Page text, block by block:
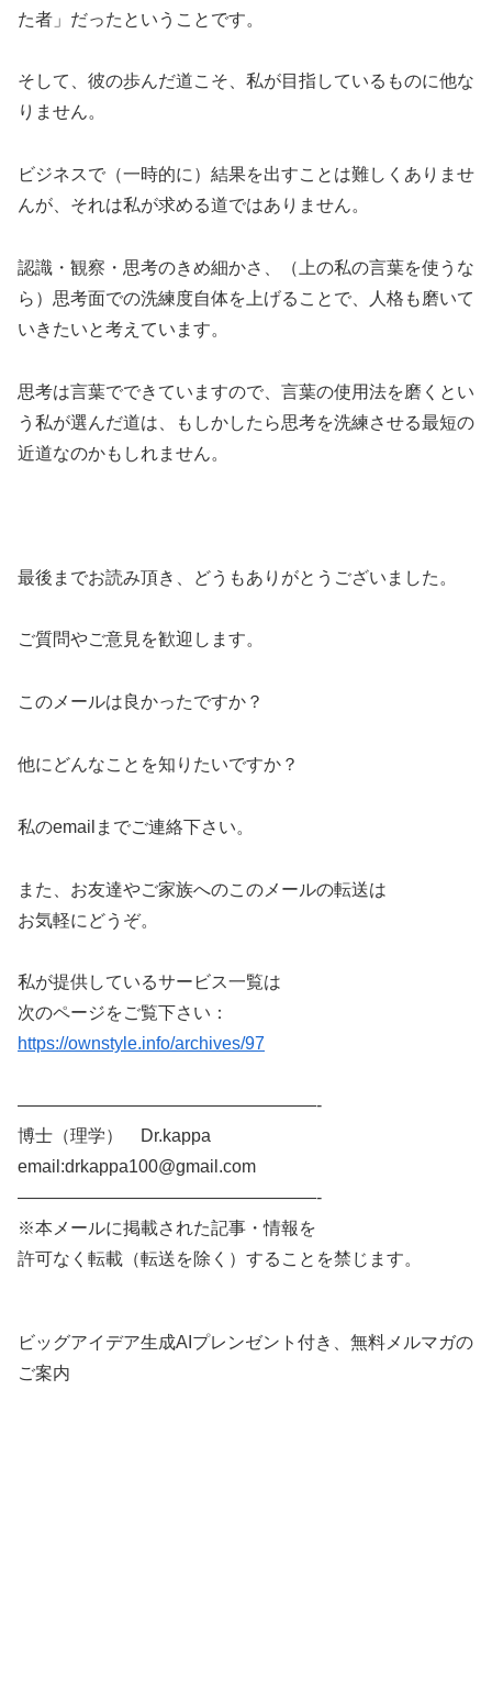
た者」だったということです。
そして、彼の歩んだ道こそ、私が目指しているものに他な
りません。
ビジネスで（一時的に）結果を出すことは難しくありませ
んが、それは私が求める道ではありません。
認識・観察・思考のきめ細かさ、（上の私の言葉を使うな
ら）思考面での洗練度自体を上げることで、人格も磨いて
いきたいと考えています。
思考は言葉でできていますので、言葉の使用法を磨くとい
う私が選んだ道は、もしかしたら思考を洗練させる最短の
近道なのかもしれません。
最後までお読み頂き、どうもありがとうございました。
ご質問やご意見を歓迎します。
このメールは良かったですか？
他にどんなことを知りたいですか？
私のemailまでご連絡下さい。
また、お友達やご家族へのこのメールの転送は
お気軽にどうぞ。
私が提供しているサービス一覧は
次のページをご覧下さい：
https://ownstyle.info/archives/97
—————————————————-
博士（理学） Dr.kappa
email:drkappa100@gmail.com
—————————————————-
※本メールに掲載された記事・情報を
許可なく転載（転送を除く）することを禁じます。
ビッグアイデア生成AIプレンゼント付き、無料メルマガの
ご案内